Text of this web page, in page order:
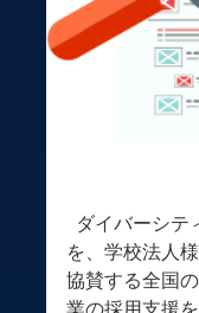
ダイバーシテ
を、学校法人
協賛する全国